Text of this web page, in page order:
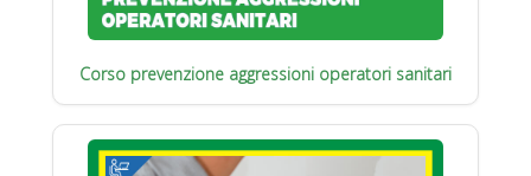
Corso prevenzione aggressioni operatori sanitari